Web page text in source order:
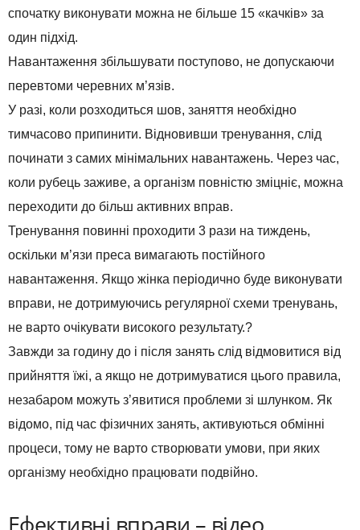
спочатку виконувати можна не більше 15 «качків» за
один підхід.
Навантаження збільшувати поступово, не допускаючи
перевтоми черевних м’язів.
У разі, коли розходиться шов, заняття необхідно
тимчасово припинити. Відновивши тренування, слід
починати з самих мінімальних навантажень. Через час,
коли рубець заживе, а організм повністю зміцніє, можна
переходити до більш активних вправ.
Тренування повинні проходити 3 рази на тиждень,
оскільки м’язи преса вимагають постійного
навантаження. Якщо жінка періодично буде виконувати
вправи, не дотримуючись регулярної схеми тренувань,
не варто очікувати високого результату.?
Завжди за годину до і після занять слід відмовитися від
прийняття їжі, а якщо не дотримуватися цього правила,
незабаром можуть з’явитися проблеми зі шлунком. Як
відомо, під час фізичних занять, активуються обмінні
процеси, тому не варто створювати умови, при яких
організму необхідно працювати подвійно.
Ефективні вправи – відео